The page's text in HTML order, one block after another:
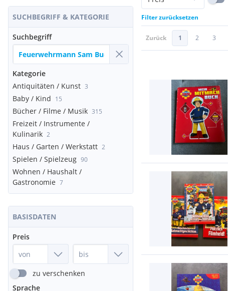
SUCHBEGRIFF & KATEGORIE
Suchbegriff
Kategorie
Antiquitäten / Kunst 3
Baby / Kind 15
Bücher / Filme / Musik 315
Freizeit / Instrumente /
Kulinarik 2
Haus / Garten / Werkstatt 2
Spielen / Spielzeug 90
Wohnen / Haushalt /
Gastronomie 7
BASISDATEN
Preis
zu verschenken
Sprache
Filter zurücksetzen
Zurück 1 2 3